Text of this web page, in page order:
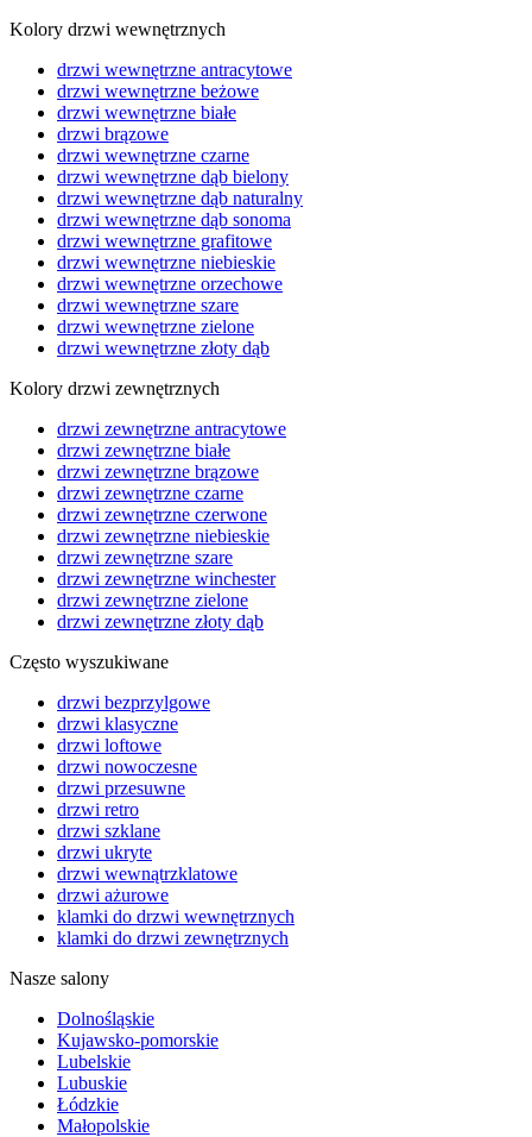
Kolory drzwi wewnętrznych
drzwi wewnętrzne antracytowe
drzwi wewnętrzne beżowe
drzwi wewnętrzne białe
drzwi brązowe
drzwi wewnętrzne czarne
drzwi wewnętrzne dąb bielony
drzwi wewnętrzne dąb naturalny
drzwi wewnętrzne dąb sonoma
drzwi wewnętrzne grafitowe
drzwi wewnętrzne niebieskie
drzwi wewnętrzne orzechowe
drzwi wewnętrzne szare
drzwi wewnętrzne zielone
drzwi wewnętrzne złoty dąb
Kolory drzwi zewnętrznych
drzwi zewnętrzne antracytowe
drzwi zewnętrzne białe
drzwi zewnętrzne brązowe
drzwi zewnętrzne czarne
drzwi zewnętrzne czerwone
drzwi zewnętrzne niebieskie
drzwi zewnętrzne szare
drzwi zewnętrzne winchester
drzwi zewnętrzne zielone
drzwi zewnętrzne złoty dąb
Często wyszukiwane
drzwi bezprzylgowe
drzwi klasyczne
drzwi loftowe
drzwi nowoczesne
drzwi przesuwne
drzwi retro
drzwi szklane
drzwi ukryte
drzwi wewnątrzklatowe
drzwi ażurowe
klamki do drzwi wewnętrznych
klamki do drzwi zewnętrznych
Nasze salony
Dolnośląskie
Kujawsko-pomorskie
Lubelskie
Lubuskie
Łódzkie
Małopolskie